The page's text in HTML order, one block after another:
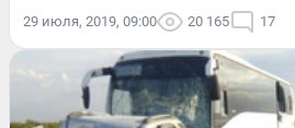
29 июля, 2019, 09:00 20 165 17